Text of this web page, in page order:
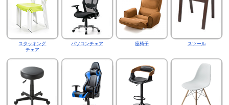
スタッキング
チェア
パソコンチェア 座椅子 スツール